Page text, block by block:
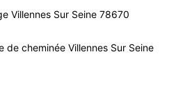
Villennes Sur Seine 78670
de cheminée Villennes Sur Seine